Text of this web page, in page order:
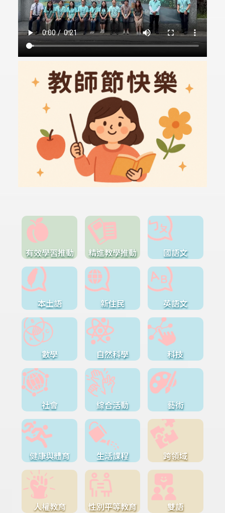
有效學習推動 精進教學推動 國語文
本土語 新住民 英語文
數學 自然科學 科技
社會 綜合活動 藝術
健康與體育 生活課程 跨領域
人權教育 性別平等教育 雙語